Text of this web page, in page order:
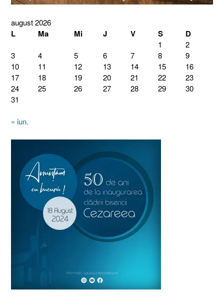
august 2026
L Ma Mi J V S D
1
2
3
4 5 6 7 8
9
10
11 12 13 14 15
16
17
18 19 20 21 22
23
24
25 26 27 28 29
30
31
« iun.